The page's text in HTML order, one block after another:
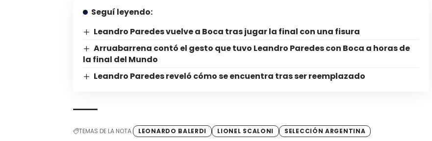
Seguí leyendo:
Leandro Paredes vuelve a Boca tras jugar la final con una fisura
Arruabarrena contó el gesto que tuvo Leandro Paredes con Boca a horas de
la final del Mundo
Leandro Paredes reveló cómo se encuentra tras ser reemplazado
TEMAS DE LA NOTA LEONARDO BALERDI LIONEL SCALONI SELECCIÓN ARGENTINA